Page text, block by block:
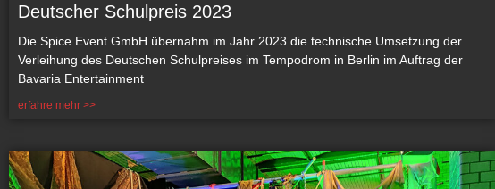
Deutscher Schulpreis 2023
Die Spice Event GmbH übernahm im Jahr 2023 die technische Umsetzung der
Verleihung des Deutschen Schulpreises im Tempodrom in Berlin im Auftrag der
Bavaria Entertainment
erfahre mehr >>